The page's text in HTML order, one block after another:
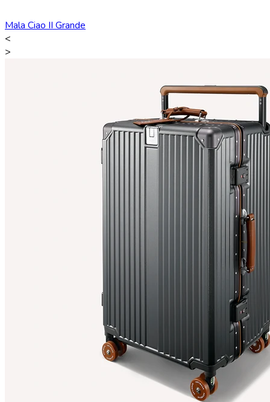
Mala Ciao II Grande
<
>